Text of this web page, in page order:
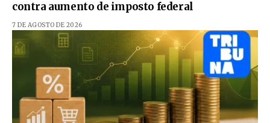
contra aumento de imposto federal
7 DE AGOSTO DE 2026